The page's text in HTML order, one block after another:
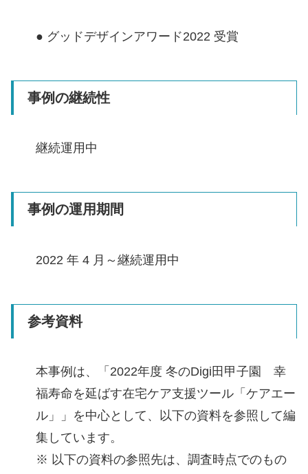
● グッドデザインアワード2022 受賞
事例の継続性
継続運用中
事例の運用期間
2022 年 4 月～継続運用中
参考資料
本事例は、「2022年度 冬のDigi田甲子園 幸
福寿命を延ばす在宅ケア支援ツール「ケアエー
ル」」を中心として、以下の資料を参照して編
集しています。
※ 以下の資料の参照先は、調査時点でのもの